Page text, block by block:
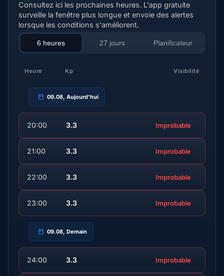
Consultez ici les prochaines heures. L'app gratuite
surveille la fenêtre plus longue et envoie des alertes
lorsque les conditions s'améliorent.
6 heures 27 jours Planificateur
Heure Kp Visibilité
09.08, Aujourd'hui
20:00 3.3 Improbable
21:00 3.3 Improbable
22:00 3.3 Improbable
23:00 3.3 Improbable
09.08, Demain
24:00 3.3 Improbable